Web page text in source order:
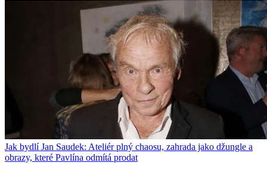
Jak bydlí Jan Saudek: Ateliér plný chaosu, zahrada jako džungle a
obrazy, které Pavlína odmítá prodat